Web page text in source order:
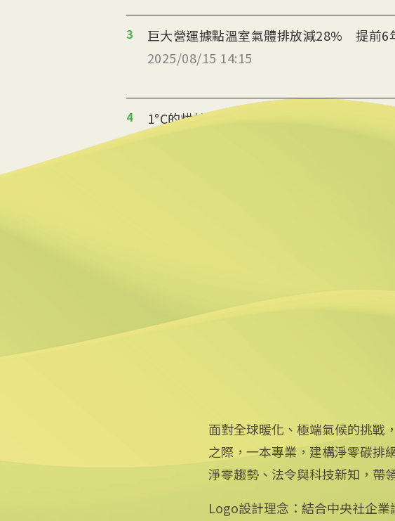
3
巨大營運據點溫室氣體排放減28% 提前6
2025/08/15 14:15
4
1°C的烘焙革命 起士公爵用數據重建職人
2025/08/11 18:54
面對全球暖化、極端氣候的挑戰
之際，一本專業，建構淨零碳排
淨零趨勢、法令與科技新知，帶
Logo設計理念：結合中央社企